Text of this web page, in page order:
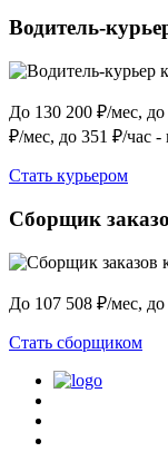
Водитель-
До 130 200 ₽/мес, до
₽/мес, до 351 ₽/час -
Стать курьером
Сборщик
До 107 508 ₽/мес, до
Стать сборщиком